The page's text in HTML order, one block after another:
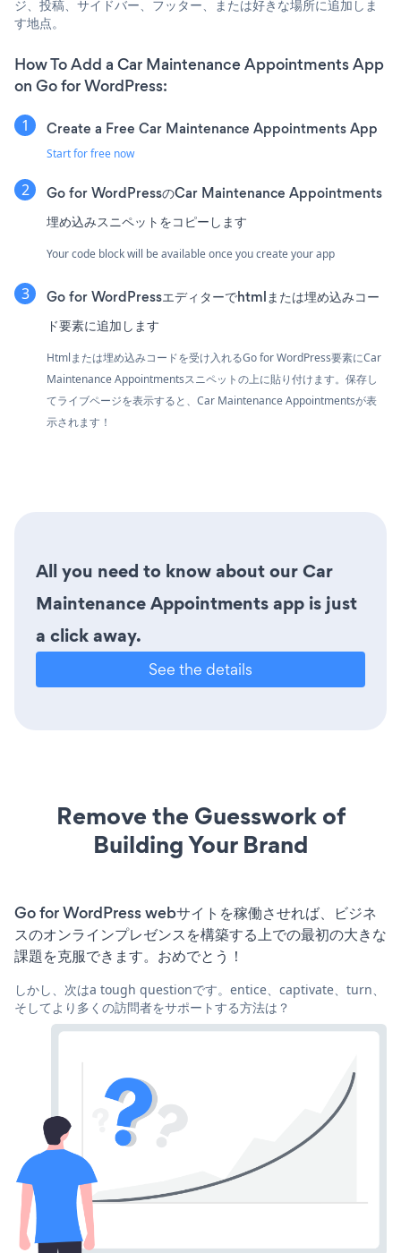
ジ、投稿、サイドバー、フッター、または好きな場所に追加しま
す地点。
How To Add a Car Maintenance Appointments App
on Go for WordPress:
Create a Free Car Maintenance Appointments App
Start for free now
Go for WordPressのCar Maintenance Appointments
埋め込みスニペットをコピーします
Your code block will be available once you create your app
Go for WordPressエディターでhtmlまたは埋め込みコー
ド要素に追加します
Htmlまたは埋め込みコードを受け入れるGo for WordPress要素にCar
Maintenance Appointmentsスニペットの上に貼り付けます。保存し
てライブページを表示すると、Car Maintenance Appointmentsが表
示されます！
All you need to know about our Car
Maintenance Appointments app is just
a click away.
See the details
Remove the Guesswork of
Building Your Brand
Go for WordPress webサイトを稼働させれば、ビジネ
スのオンラインプレゼンスを構築する上での最初の大きな
課題を克服できます。おめでとう！
しかし、次はa tough questionです。entice、captivate、turn、
そしてより多くの訪問者をサポートする方法は？